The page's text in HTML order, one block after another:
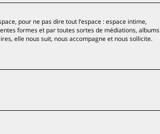
pour ne pas dire tout l’espace : espace intime,
formes et par toutes sortes de médiations, albums
elle nous suit, nous accompagne et nous sollicite.